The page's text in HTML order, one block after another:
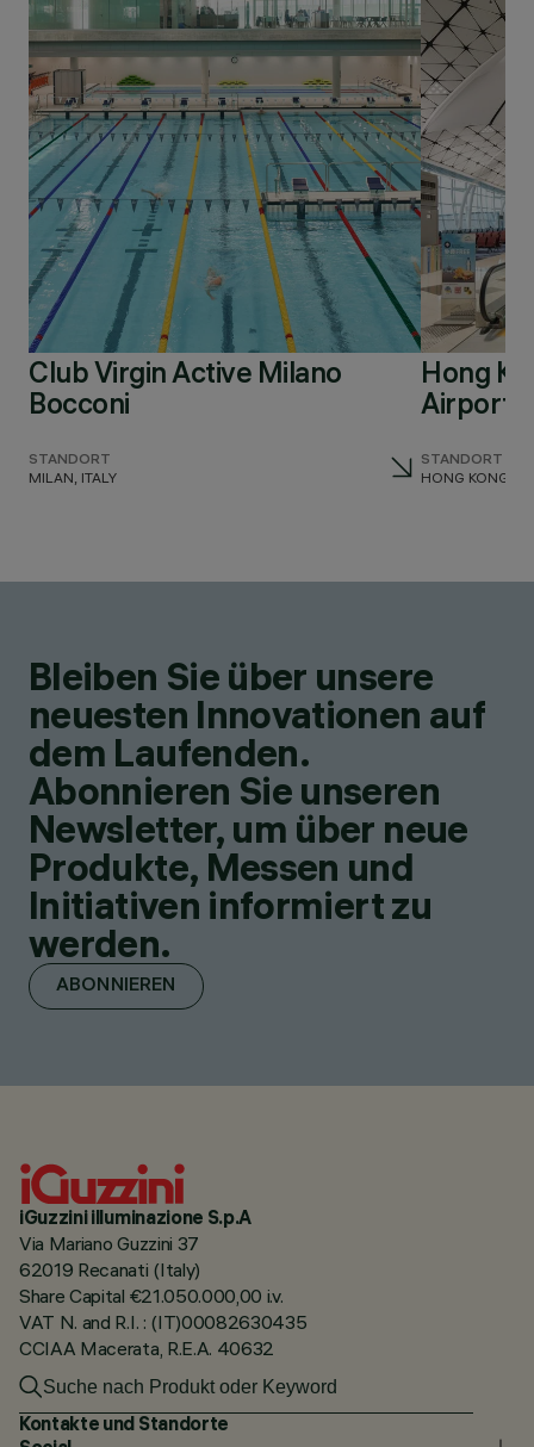
Club Virgin Active Milano
Bocconi
STANDORT
MILAN, ITALY
Hong
Airport
STANDORT
HONG KONG
Bleiben Sie über unsere
neuesten Innovationen auf
dem Laufenden.
Abonnieren Sie unseren
Newsletter, um über neue
Produkte, Messen und
Initiativen informiert zu
werden.
ABONNIEREN
iGuzzini illuminazione S.p.A
Via Mariano Guzzini 37
62019 Recanati (Italy)
Share Capital €21.050.000,00 i.v.
VAT N. and R.I. : (IT)00082630435
CCIAA Macerata, R.E.A. 40632
Kontakte und Standorte